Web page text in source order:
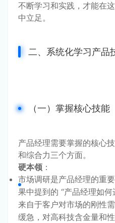
不断学习和实践，才能在
中立足。
二、系统化学习产品
（一）掌握核心技能
产品经理需要掌握的核心
和综合力三个方面。
硬本领 ：
市场调研是产品经理的重
果中提到的 “产品经理如
来自于客户对市场的刚性
缓急，对高科技含金量和